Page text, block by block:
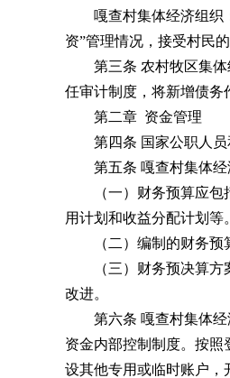
嘎查村集体经济组织：
资”管理情况，接受村民
第三条 农村牧区集体经
任审计制度，将新增债务
第二章 资金管理
第四条 国家公职人员
第五条 嘎查村集体经济
（一）财务预算应包括
用计划和收益分配计划等
（二）编制的财务预算
（三）财务预决算方案
改进。
第六条 嘎查村集体经济
资金内部控制制度。按
设其他专用或临时账户，